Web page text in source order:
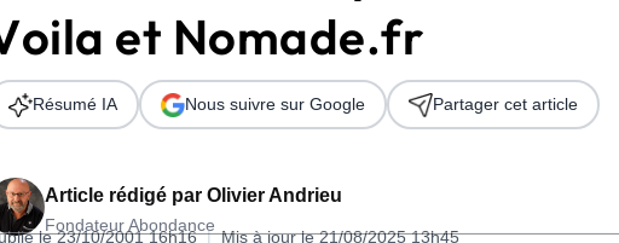
Télécharger l'Ebook
et Nomade.fr
Article rédigé par Olivier Andrieu
Fondateur Abondance
le 23/10/2001 16h16 | Mis à jour le 21/08/2025 13h45
Résumé IA Nous suivre sur Google Partager cet article